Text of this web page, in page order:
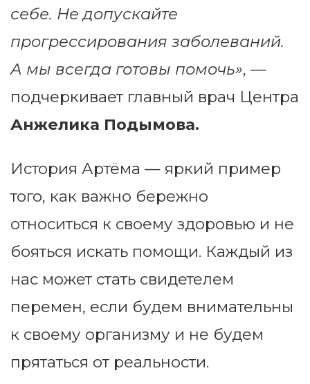
себе. Не допускайте
прогрессирования заболеваний.
А мы всегда готовы помочь», —
подчеркивает главный врач Центра
Анжелика Подымова.
История Артёма — яркий пример
того, как важно бережно
относиться к своему здоровью и не
бояться искать помощи. Каждый из
нас может стать свидетелем
перемен, если будем внимательны
к своему организму и не будем
прятаться от реальности.